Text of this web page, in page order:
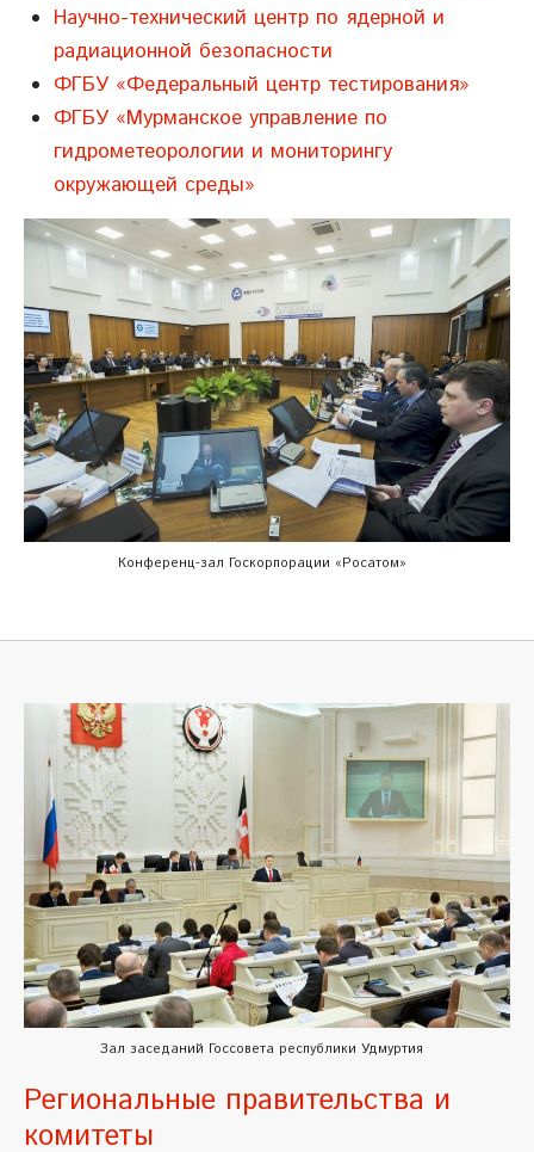
Научно-технический центр по ядерной и
радиационной безопасности
ФГБУ «Федеральный центр тестирования»
ФГБУ «Мурманское управление по
гидрометеорологии и мониторингу
окружающей среды»
Конференц-зал Госкорпорации «Росатом»
Зал заседаний Госсовета республики Удмуртия
Региональные правительства и
комитеты